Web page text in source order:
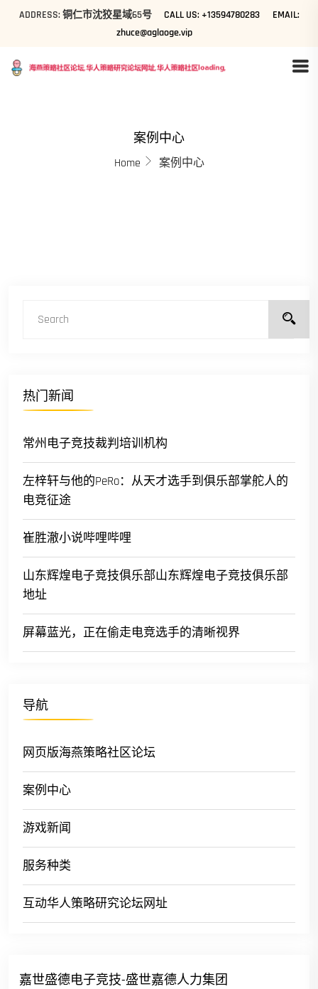
ADDRESS: 铜仁市沈狡星域65号 CALL US: +13594780283
EMAIL:
zhuce@aglaoge.vip
案例中心
Home 案例中心
热门新闻
常州电子竞技裁判培训机构
左梓轩与他的PeRo：从天才选手到俱乐部掌舵人的
电竞征途
崔胜澈小说哔哩哔哩
山东辉煌电子竞技俱乐部山东辉煌电子竞技俱乐部
地址
屏幕蓝光，正在偷走电竞选手的清晰视界
导航
网页版海燕策略社区论坛
案例中心
游戏新闻
服务种类
互动华人策略研究论坛网址
嘉世盛德电子竞技-盛世嘉德人力集团